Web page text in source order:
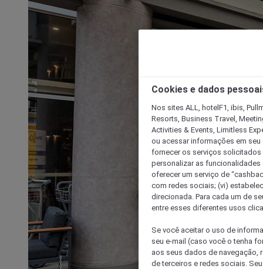
Cookies e dados
Nos sites ALL, hotelF1, ibis,
Resorts, Business Travel,
Activities & Events, Limitless
ou acessar informações em
fornecer os serviços solicitados
personalizar as
oferecer um serviço de
com redes sociais; (vi)
direcionada. Para cada um de
entre esses diferentes usos
Se você aceitar o uso de
seu e-mail (caso você o tenha
aos seus dados de navegação,
de terceiros e redes sociais.